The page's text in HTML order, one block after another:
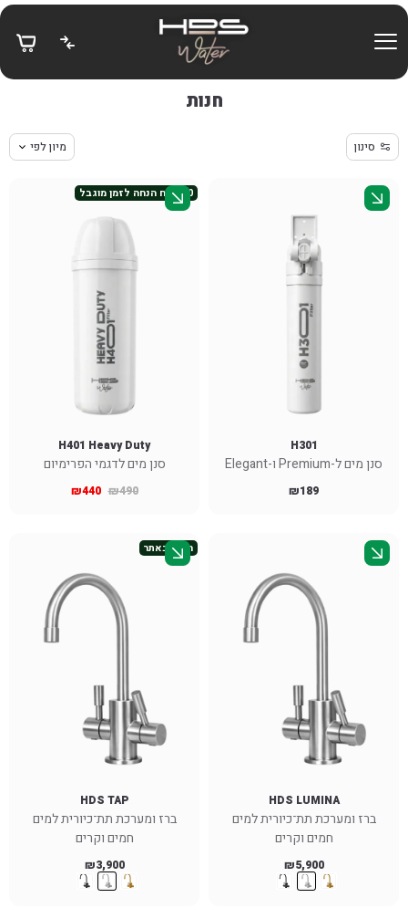
Skip to Content
חנות
סינון מיון לפי
H301
סנן מים ל-Premium ו-Elegant
₪189
50 ש״ח הנחה לזמן מוגבל
H401 Heavy Duty
סנן מים לדגמי הפרימיום
₪490
₪440
HDS LUMINA
ברז ומערכת תת־כיורית למים
חמים וקרים
₪5,900
חדש באתר
HDS TAP
ברז ומערכת תת־כיורית למים
חמים וקרים
₪3,900
בחזרה למעלה